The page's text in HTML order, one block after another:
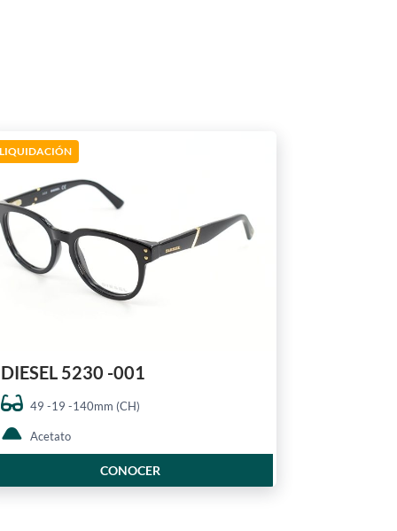
LIQUIDACIÓN
DIESEL 5230 -001
49 -19 -140mm (CH)
Acetato
CONOCER